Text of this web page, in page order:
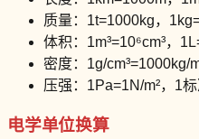
质量：1t=1000kg，
体积：1m³=10⁶cm³，
密度：1g/cm³=1000kg/
压强：1Pa=1N/m²，1
电学单位换算